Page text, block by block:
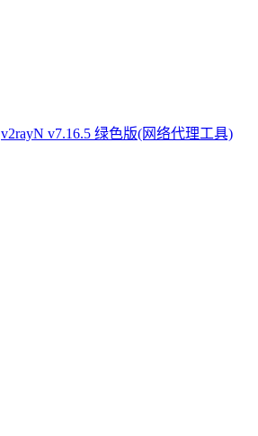
v2rayN v7.16.5 绿色版(网络代理工具)